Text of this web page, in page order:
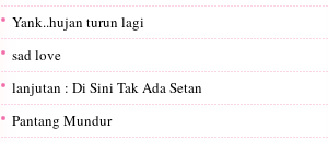
Yank..hujan turun lagi
sad love
lanjutan : Di Sini Tak Ada Setan
Pantang Mundur